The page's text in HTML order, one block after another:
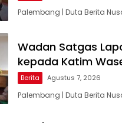
Palembang | Duta Berita
Wadan Satgas
kepada Katim
Berita Agustus 7, 2026
Palembang | Duta Berita